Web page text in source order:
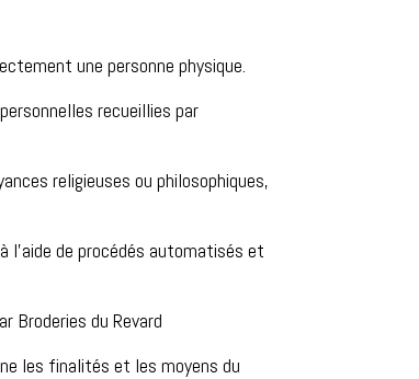
une personne physique.
recueillies par
religieuses ou philosophiques,
de procédés automatisés et
du Revard
les finalités et les moyens du